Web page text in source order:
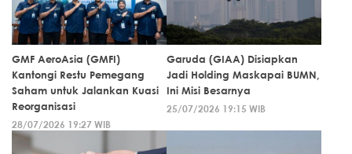
GMF AeroAsia (GMFI)
Kantongi Restu Pemegang
Saham untuk Jalankan Kuasi
Reorganisasi
28/07/2026 19:27 WIB
Garuda (GIAA) Disiapkan
Jadi Holding Maskapai BUMN,
Ini Misi Besarnya
25/07/2026 19:15 WIB